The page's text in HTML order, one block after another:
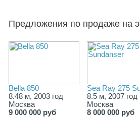
Предложения по продаже на
Bella 850
8.48 м, 2003 год
Москва
9 000 000 руб
Sea Ray 275
8.5 м, 2007 год
Москва
8 000 000 руб